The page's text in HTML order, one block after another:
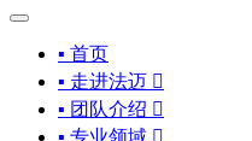
▪ 首页
▪ 走进法迈 
▪ 团队介绍 
▪ 专业领域 